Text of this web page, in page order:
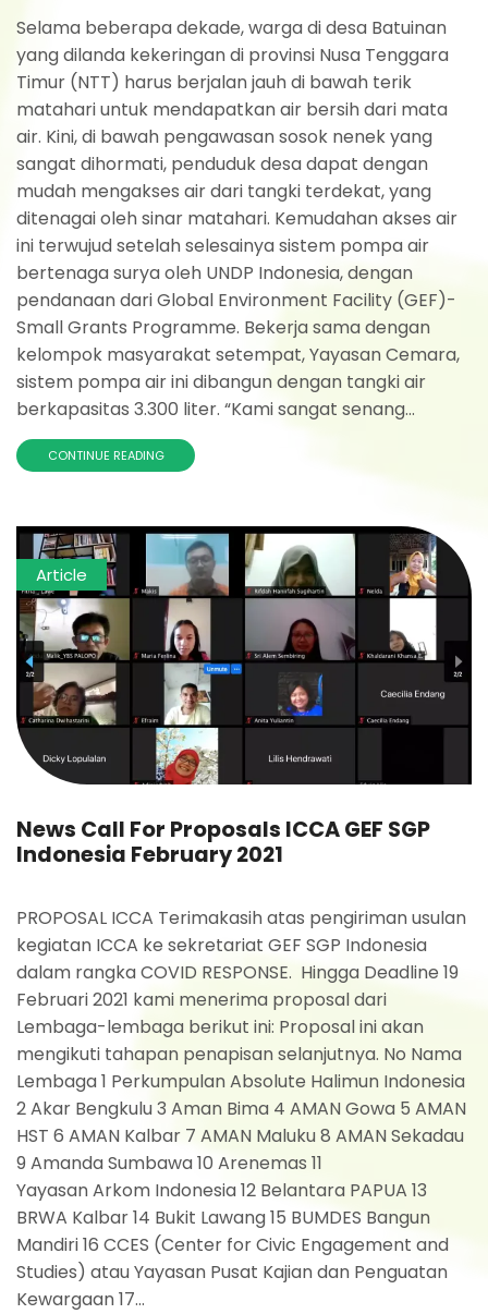
Selama beberapa dekade, warga di desa Batuinan
yang dilanda kekeringan di provinsi Nusa Tenggara
Timur (NTT) harus berjalan jauh di bawah terik
matahari untuk mendapatkan air bersih dari mata
air. Kini, di bawah pengawasan sosok nenek yang
sangat dihormati, penduduk desa dapat dengan
mudah mengakses air dari tangki terdekat, yang
ditenagai oleh sinar matahari. Kemudahan akses air
ini terwujud setelah selesainya sistem pompa air
bertenaga surya oleh UNDP Indonesia, dengan
pendanaan dari Global Environment Facility (GEF)-
Small Grants Programme. Bekerja sama dengan
kelompok masyarakat setempat, Yayasan Cemara,
sistem pompa air ini dibangun dengan tangki air
berkapasitas 3.300 liter. “Kami sangat senang...
CONTINUE READING
Article
News Call For Proposals ICCA GEF SGP
Indonesia February 2021
PROPOSAL ICCA Terimakasih atas pengiriman usulan
kegiatan ICCA ke sekretariat GEF SGP Indonesia
dalam rangka COVID RESPONSE. Hingga Deadline 19
Februari 2021 kami menerima proposal dari
Lembaga-lembaga berikut ini: Proposal ini akan
mengikuti tahapan penapisan selanjutnya. No Nama
Lembaga 1 Perkumpulan Absolute Halimun Indonesia
2 Akar Bengkulu 3 Aman Bima 4 AMAN Gowa 5 AMAN
HST 6 AMAN Kalbar 7 AMAN Maluku 8 AMAN Sekadau
9 Amanda Sumbawa 10 Arenemas 11
Yayasan Arkom Indonesia 12 Belantara PAPUA 13
BRWA Kalbar 14 Bukit Lawang 15 BUMDES Bangun
Mandiri 16 CCES (Center for Civic Engagement and
Studies) atau Yayasan Pusat Kajian dan Penguatan
Kewargaan 17...